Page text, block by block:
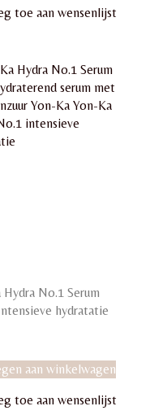
toe aan wensenlijst
Hydra No.1 Serum
hydratatie
aan winkelwagen
toe aan wensenlijst